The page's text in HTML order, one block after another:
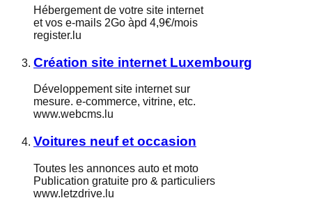
Hébergement de votre site internet
et vos e-mails 2Go àpd 4,9€/mois
register.lu
Création site internet Luxembourg
Développement site internet sur
mesure. e-commerce, vitrine, etc.
www.webcms.lu
Voitures neuf et occasion
Toutes les annonces auto et moto
Publication gratuite pro & particuliers
www.letzdrive.lu